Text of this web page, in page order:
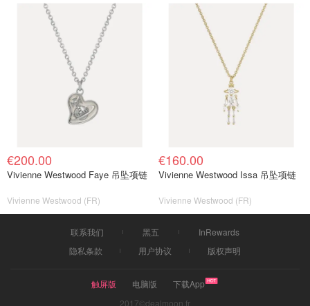
€200.00
Vivienne Westwood Faye 吊坠项链
Vivienne Westwood (FR)
€160.00
Vivienne Westwood Issa 吊坠项链
Vivienne Westwood (FR)
联系我们 黑五
InRewards
隐私条款
用户协议 版权声明
触屏版 电脑版
下载App
2017©dealmoon.fr